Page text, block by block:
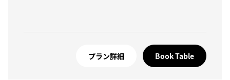
プラン詳細 Book Table